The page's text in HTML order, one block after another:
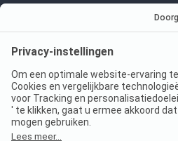
Imprint
Jouw privacy
Wet digitale diensten